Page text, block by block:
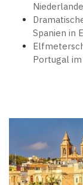
Niederlande
Spanien in
Portugal